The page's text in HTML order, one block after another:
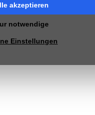
akzeptieren
notwendige
Einstellungen